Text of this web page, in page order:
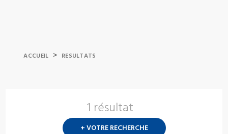
ACCUEIL > RESULTATS
1 résultat
+ VOTRE RECHERCHE